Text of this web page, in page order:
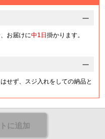
お届けに中1日掛かります。
せず、スジ入れをしての納品と
に追加